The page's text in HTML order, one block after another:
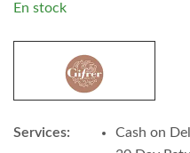
En stock
Services:
Cash on